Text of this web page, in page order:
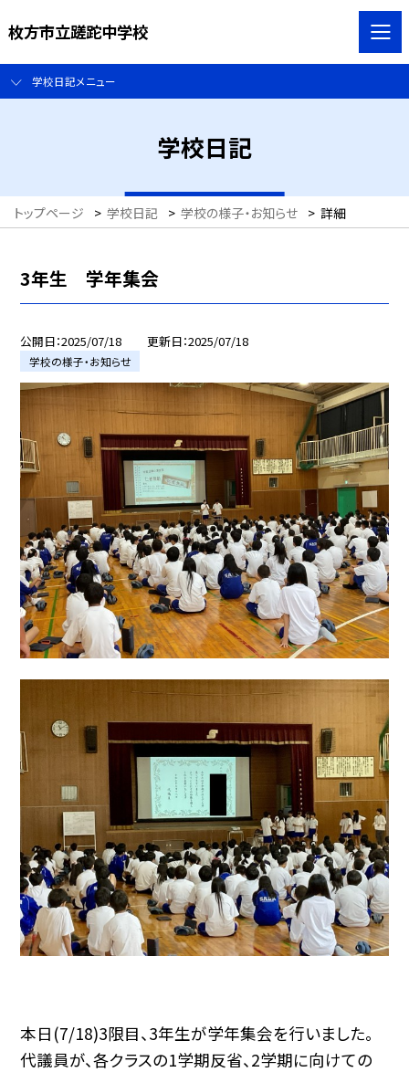
枚方市立蹉跎中学校
学校日記メニュー
学校日記
トップページ > 学校日記 > 学校の様子・お知らせ > 詳細
3年生 学年集会
公開日 2025/07/18 更新日 2025/07/18
学校の様子・お知らせ
本日(7/18)3限目、3年生が学年集会を行いました。
代議員が、各クラスの1学期反省、2学期に向けての